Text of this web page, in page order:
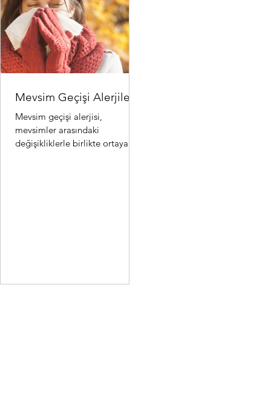
Mevsim Geçişi Alerjileri
Mevsim geçişi alerjisi,
mevsimler arasındaki
değişikliklerle birlikte ortaya